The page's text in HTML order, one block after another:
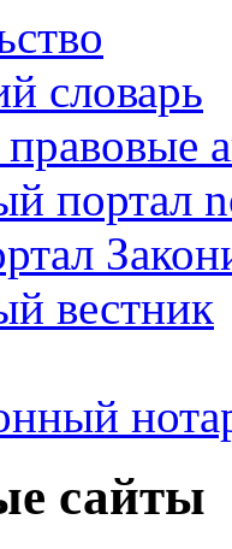
словарь
портал
вестник
сайты